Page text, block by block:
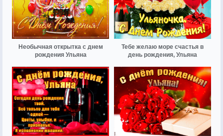
Необычная открытка с днем
рождения Ульяна
Тебе желаю море счастья в
день рождения, Ульяна